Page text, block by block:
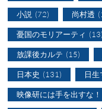
小説 (72) 尚村透
憂国のモリアーティ (13)
放課後カルテ (15)
日本史 (131) 日生
映像研には手を出すな！